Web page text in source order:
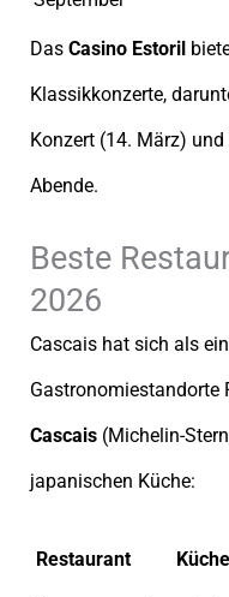
Das Casino Estoril
Klassikkonzerte,
Konzert (14. März)
Abende.
Beste
2026
Cascais hat sich als
Gastronomiestandorte
Cascais (Michelin-
japanischen Küche:
Restaurant Küche